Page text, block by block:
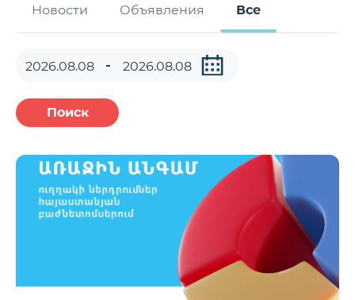
Новости Объявления Все
Поиск